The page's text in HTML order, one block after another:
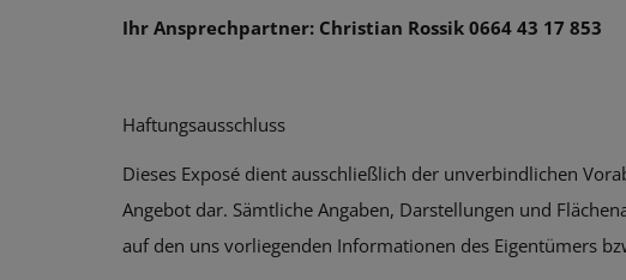
Ihr Ansprechpartner: Christian Rossik 0664 43 17 853
Haftungsausschluss
Dieses Exposé dient ausschließlich der unverbindlichen
Angebot dar. Sämtliche Angaben, Darstellungen und
auf den uns vorliegenden Informationen des Eigentümers